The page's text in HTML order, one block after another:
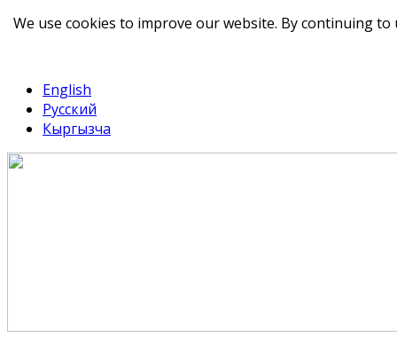
English
Русский
Кыргызча
We use cookies to improve our website. By continuing